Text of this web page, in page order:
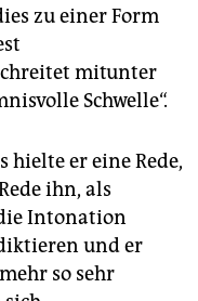
zu einer Form
mitunter
Schwelle“.
hielte er eine Rede,
ihn, als
Intonation
und er
so sehr